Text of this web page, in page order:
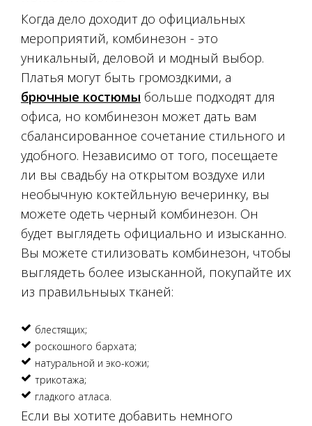
Когда дело доходит до официальных
мероприятий, комбинезон - это
уникальный, деловой и модный выбор.
Платья могут быть громоздкими, а
брючные костюмы больше подходят для
офиса, но комбинезон может дать вам
сбалансированное сочетание стильного и
удобного. Независимо от того, посещаете
ли вы свадьбу на открытом воздухе или
необычную коктейльную вечеринку, вы
можете одеть черный комбинезон. Он
будет выглядеть официально и изысканно.
Вы можете стилизовать комбинезон, чтобы
выглядеть более изысканной, покупайте их
из правильныых тканей:
блестящих;
роскошного бархата;
натуральной и эко-кожи;
трикотажа;
гладкого атласа.
Если вы хотите добавить немного